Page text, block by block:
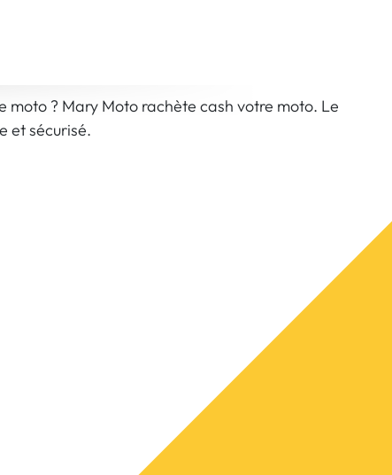
moto ? Mary Moto rachète cash votre moto. Le
et sécurisé.